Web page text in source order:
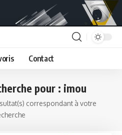
Contact
pour : imou
correspondant à votre